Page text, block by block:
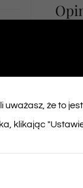
uważasz, że to
klikając